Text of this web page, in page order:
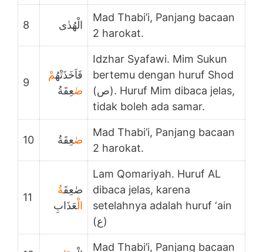
8 الْهُدٰى
Mad Thabi’i, Panjang bacaan
2 harokat.
9
فَاَخَذَتْهُمْ
صٰعِقَةُ
Idzhar Syafawi. Mim Sukun
bertemu dengan huruf Shod
(ص). Huruf Mim dibaca jelas,
tidak boleh ada samar.
10 صٰعِقَةُ
Mad Thabi’i, Panjang bacaan
2 harokat.
11
صٰعِقَةُ
الْعَذَابِ
Lam Qomariyah. Huruf AL
dibaca jelas, karena
setelahnya adalah huruf ‘ain
(ع)
Mad Thabi’i, Panjang bacaan